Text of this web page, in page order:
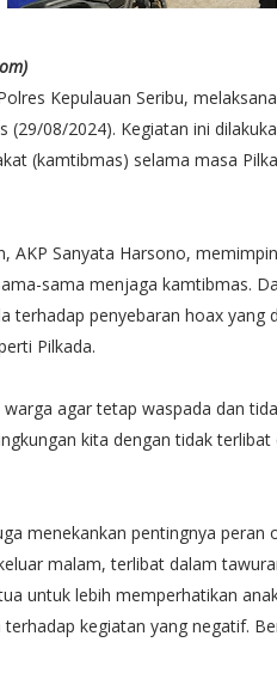
Kepulauan Seribu,
(29/08/2024). Kegiatan ini
(kamtibmas) selama masa
AKP Sanyata Harsono,
sama menjaga kamtibmas.
terhadap penyebaran hoax
Pilkada.
agar tetap waspada dan
kita dengan tidak
menekankan pentingnya
malam, terlibat dalam
untuk lebih memperhatikan
kegiatan yang negatif.